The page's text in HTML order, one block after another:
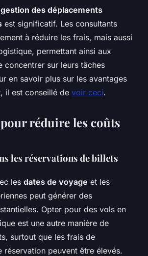
gestion des déplacements
est significatif. Les consultants
à réduire les frais, mais aussi
permettant ainsi aux
concentrer sur leurs tâches
en savoir plus sur les avantages
il est conseillé de voir ceci.
réduire les coûts
les réservations de billets
les dates de voyage et les
peut générer des
Opter pour des vols en
est une autre manière de
surtout que les frais de
réservation peuvent être élevés.